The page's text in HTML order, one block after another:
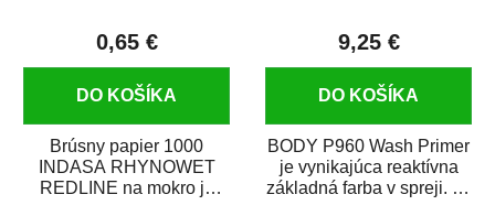
0,65 €
DO KOŠÍKA
Brúsny papier 1000
INDASA RHYNOWET
REDLINE na mokro je
9,25 €
DO KOŠÍKA
BODY P960 Wash Primer
je vynikajúca reaktívna
základná farba v spreji. Je